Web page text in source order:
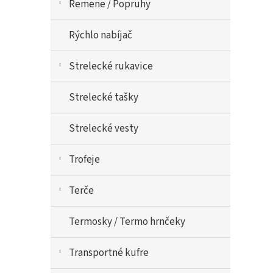
Remene / Popruhy
Rýchlo nabíjač
Strelecké rukavice
Strelecké tašky
Strelecké vesty
Trofeje
Terče
Termosky / Termo hrnčeky
Transportné kufre